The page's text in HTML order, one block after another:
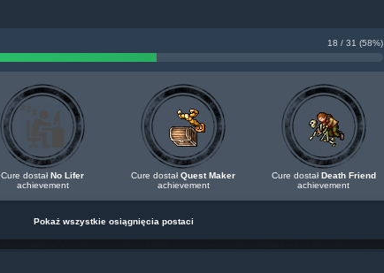
18 / 31 (58%)
Cure dostał No Lifer
achievement
Cure dostał Quest Maker
achievement
Cure dostał Death Friend
achievement
Pokaż wszystkie osiągnięcia postaci